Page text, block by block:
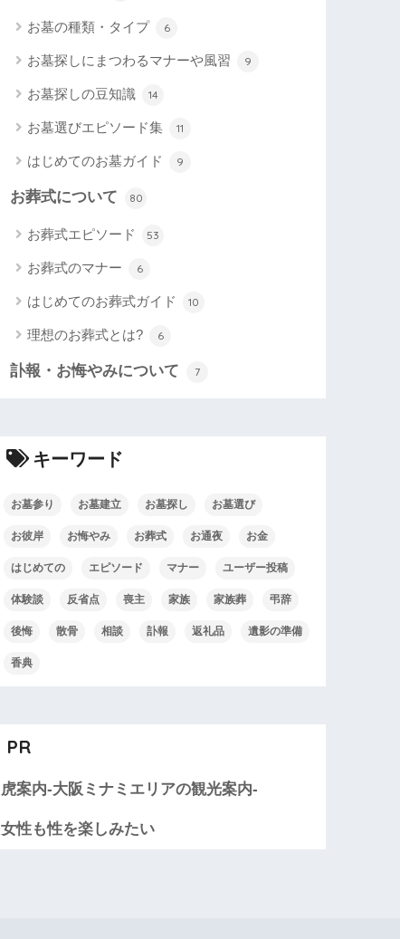
お墓の種類・タイプ 6
お墓探しにまつわるマナーや風習 9
お墓探しの豆知識 14
お墓選びエピソード集 11
はじめてのお墓ガイド 9
お葬式について 80
お葬式エピソード 53
お葬式のマナー 6
はじめてのお葬式ガイド 10
理想のお葬式とは? 6
訃報・お悔やみについて 7
キーワード
お墓参り お墓建立 お墓探し お墓選び
お彼岸 お悔やみ お葬式 お通夜 お金
はじめての エピソード マナー ユーザー投稿
体験談 反省点 喪主 家族 家族葬 弔辞
後悔 散骨 相談 訃報 返礼品 遺影の準備
香典
PR
虎案内-大阪ミナミエリアの観光案内-
女性も性を楽しみたい